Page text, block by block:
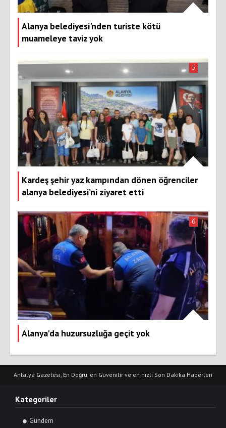
Alanya belediyesi'nden turiste kötü
muameleye taviz yok
Kardeş şehir yaz kampından dönen öğrenciler
alanya belediyesi’ni ziyaret etti
5
Alanya'da huzursuzluğa geçit yok
6
Antalya Gazetesi, En Doğru, en Güvenilir ve en hızlı Son Dakika Haberleri
Kategoriler
Gündem